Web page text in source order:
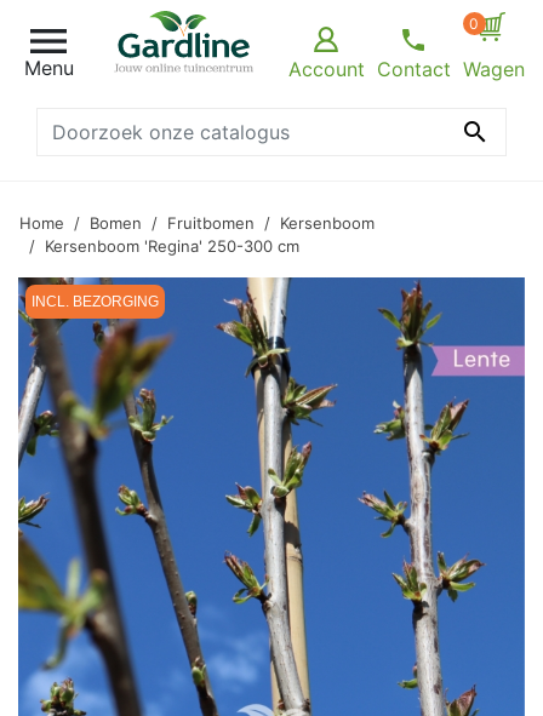

Menu Account Contact
0
Wagen

Home Bomen Fruitbomen
Kersenboom
Kersenboom 'Regina' 250-300 cm
INCL. BEZORGING